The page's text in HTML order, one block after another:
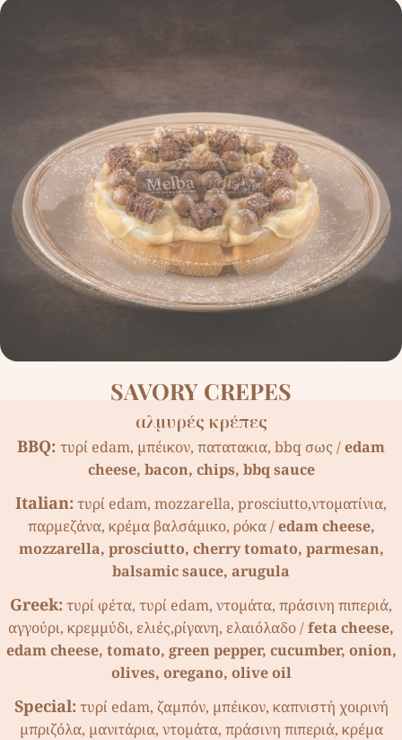
SAVORY CREPES
αλµυρές κρέπες
BBQ: τυρί edam, µπέικον, πατατακια, bbq σως /edam
cheese, bacon, chips, bbq sauce
Italian:τυρί edam, mozzarella, prosciutto,ντοµατίνια,
παρµεζάνα, κρέµα βαλσάµικο, ρόκα /edam cheese,
mozzarella, prosciutto, cherry tomato, parmesan,
balsamic sauce, arugula
Greek:τυρί φέτα, τυρί edam, ντοµάτα, πράσινη πιπεριά,
αγγούρι, κρεµµύδι, ελιές,ρίγανη, ελαιόλαδο /feta cheese,
edam cheese, tomato, green pepper, cucumber, onion,
olives, oregano, olive oil
Special:τυρί edam, ζαµπόν, µπέικον, καπνιστή χοιρινή
µπριζόλα, µανιτάρια, ντοµάτα, πράσινη πιπεριά, κρέµα